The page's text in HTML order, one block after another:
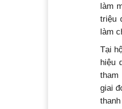
làm
triệu
làm
Tại
hiệu
tham
giai